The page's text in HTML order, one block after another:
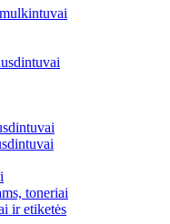
toneriai
ir etiketės